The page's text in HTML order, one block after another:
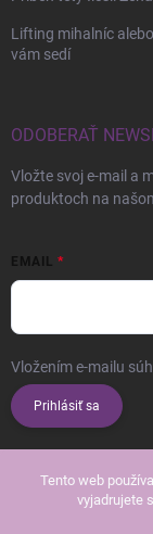
Tento web
vyjadrujete
Lifting mihalníc
vám sedí
ODOBERAŤ
Vložte svoj e-mail a
produktoch na
EMAIL
Vložením e-mailu
Prihlásiť sa